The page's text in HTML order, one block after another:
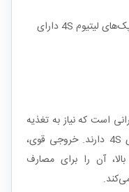
نوع کاربرد: پاورساپلای 16.8V مناسب پک‌های لیتیوم 4S دارای
است که نیاز به تغذیه
پایدار و ولتاژ دقیق 16.8V برای پک‌های 4S دارند. خروجی قوی،
آن را برای مصارف